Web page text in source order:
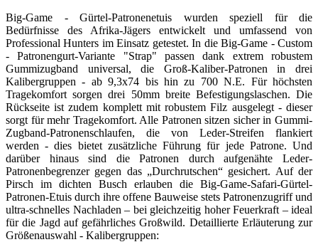
Big-Game - Gürtel-Patronenetuis wurden speziell für die
Bedürfnisse des Afrika-Jägers entwickelt und umfassend von
Professional Hunters im Einsatz getestet. In die Big-Game - Custom
- Patronengurt-Variante "Strap" passen dank extrem robustem
Gummizugband universal, die Groß-Kaliber-Patronen in drei
Kalibergruppen - ab 9,3x74 bis hin zu 700 N.E. Für höchsten
Tragekomfort sorgen drei 50mm breite Befestigungslaschen. Die
Rückseite ist zudem komplett mit robustem Filz ausgelegt - dieser
sorgt für mehr Tragekomfort. Alle Patronen sitzen sicher in Gummi-
Zugband-Patronenschlaufen, die von Leder-Streifen flankiert
werden - dies bietet zusätzliche Führung für jede Patrone. Und
darüber hinaus sind die Patronen durch aufgenähte Leder-
Patronenbegrenzer gegen das „Durchrutschen“ gesichert. Auf der
Pirsch im dichten Busch erlauben die Big-Game-Safari-Gürtel-
Patronen-Etuis durch ihre offene Bauweise stets Patronenzugriff und
ultra-schnelles Nachladen – bei gleichzeitig hoher Feuerkraft – ideal
für die Jagd auf gefährliches Großwild. Detaillierte Erläuterung zur
Größenauswahl - Kalibergruppen: